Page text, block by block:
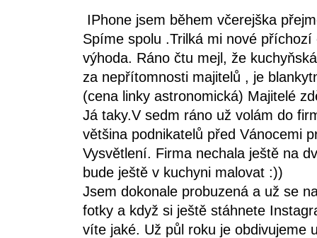
IPhone jsem během včerejška
Spíme spolu .Trilká mi nové
výhoda. Ráno čtu mejl, že
za nepřítomnosti majitelů , je
(cena linky astronomická) Majitelé
Já taky.V sedm ráno už volám do
většina podnikatelů před Vánocemi
Vysvětlení. Firma nechala ještě na
bude ještě v kuchyni malovat :))
Jsem dokonale probuzená a už se
fotky a když si ještě stáhnete
víte jaké. Už půl roku je obdivujeme